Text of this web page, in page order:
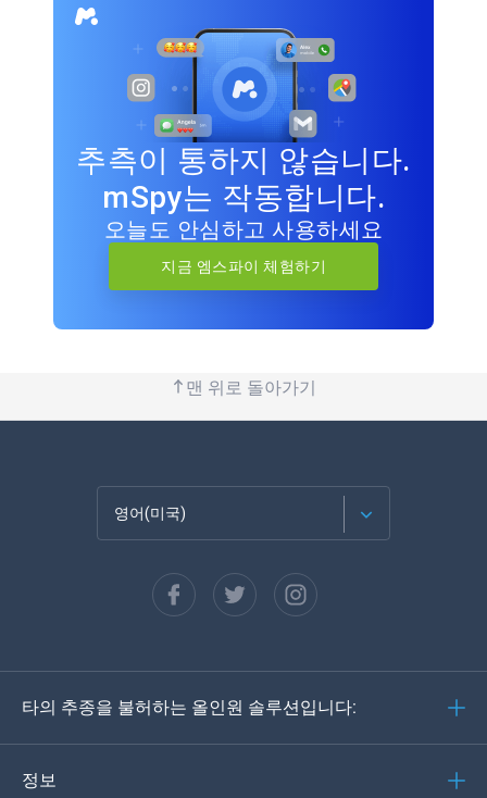
추측이 통하지 않습니다.
mSpy는 작동합니다.
오늘도 안심하고 사용하세요
지금 엠스파이 체험하기
맨 위로 돌아가기
영어(미국)
Español
Deutsch
타의 추종을 불허하는 올인원 솔루션입니다:
정보